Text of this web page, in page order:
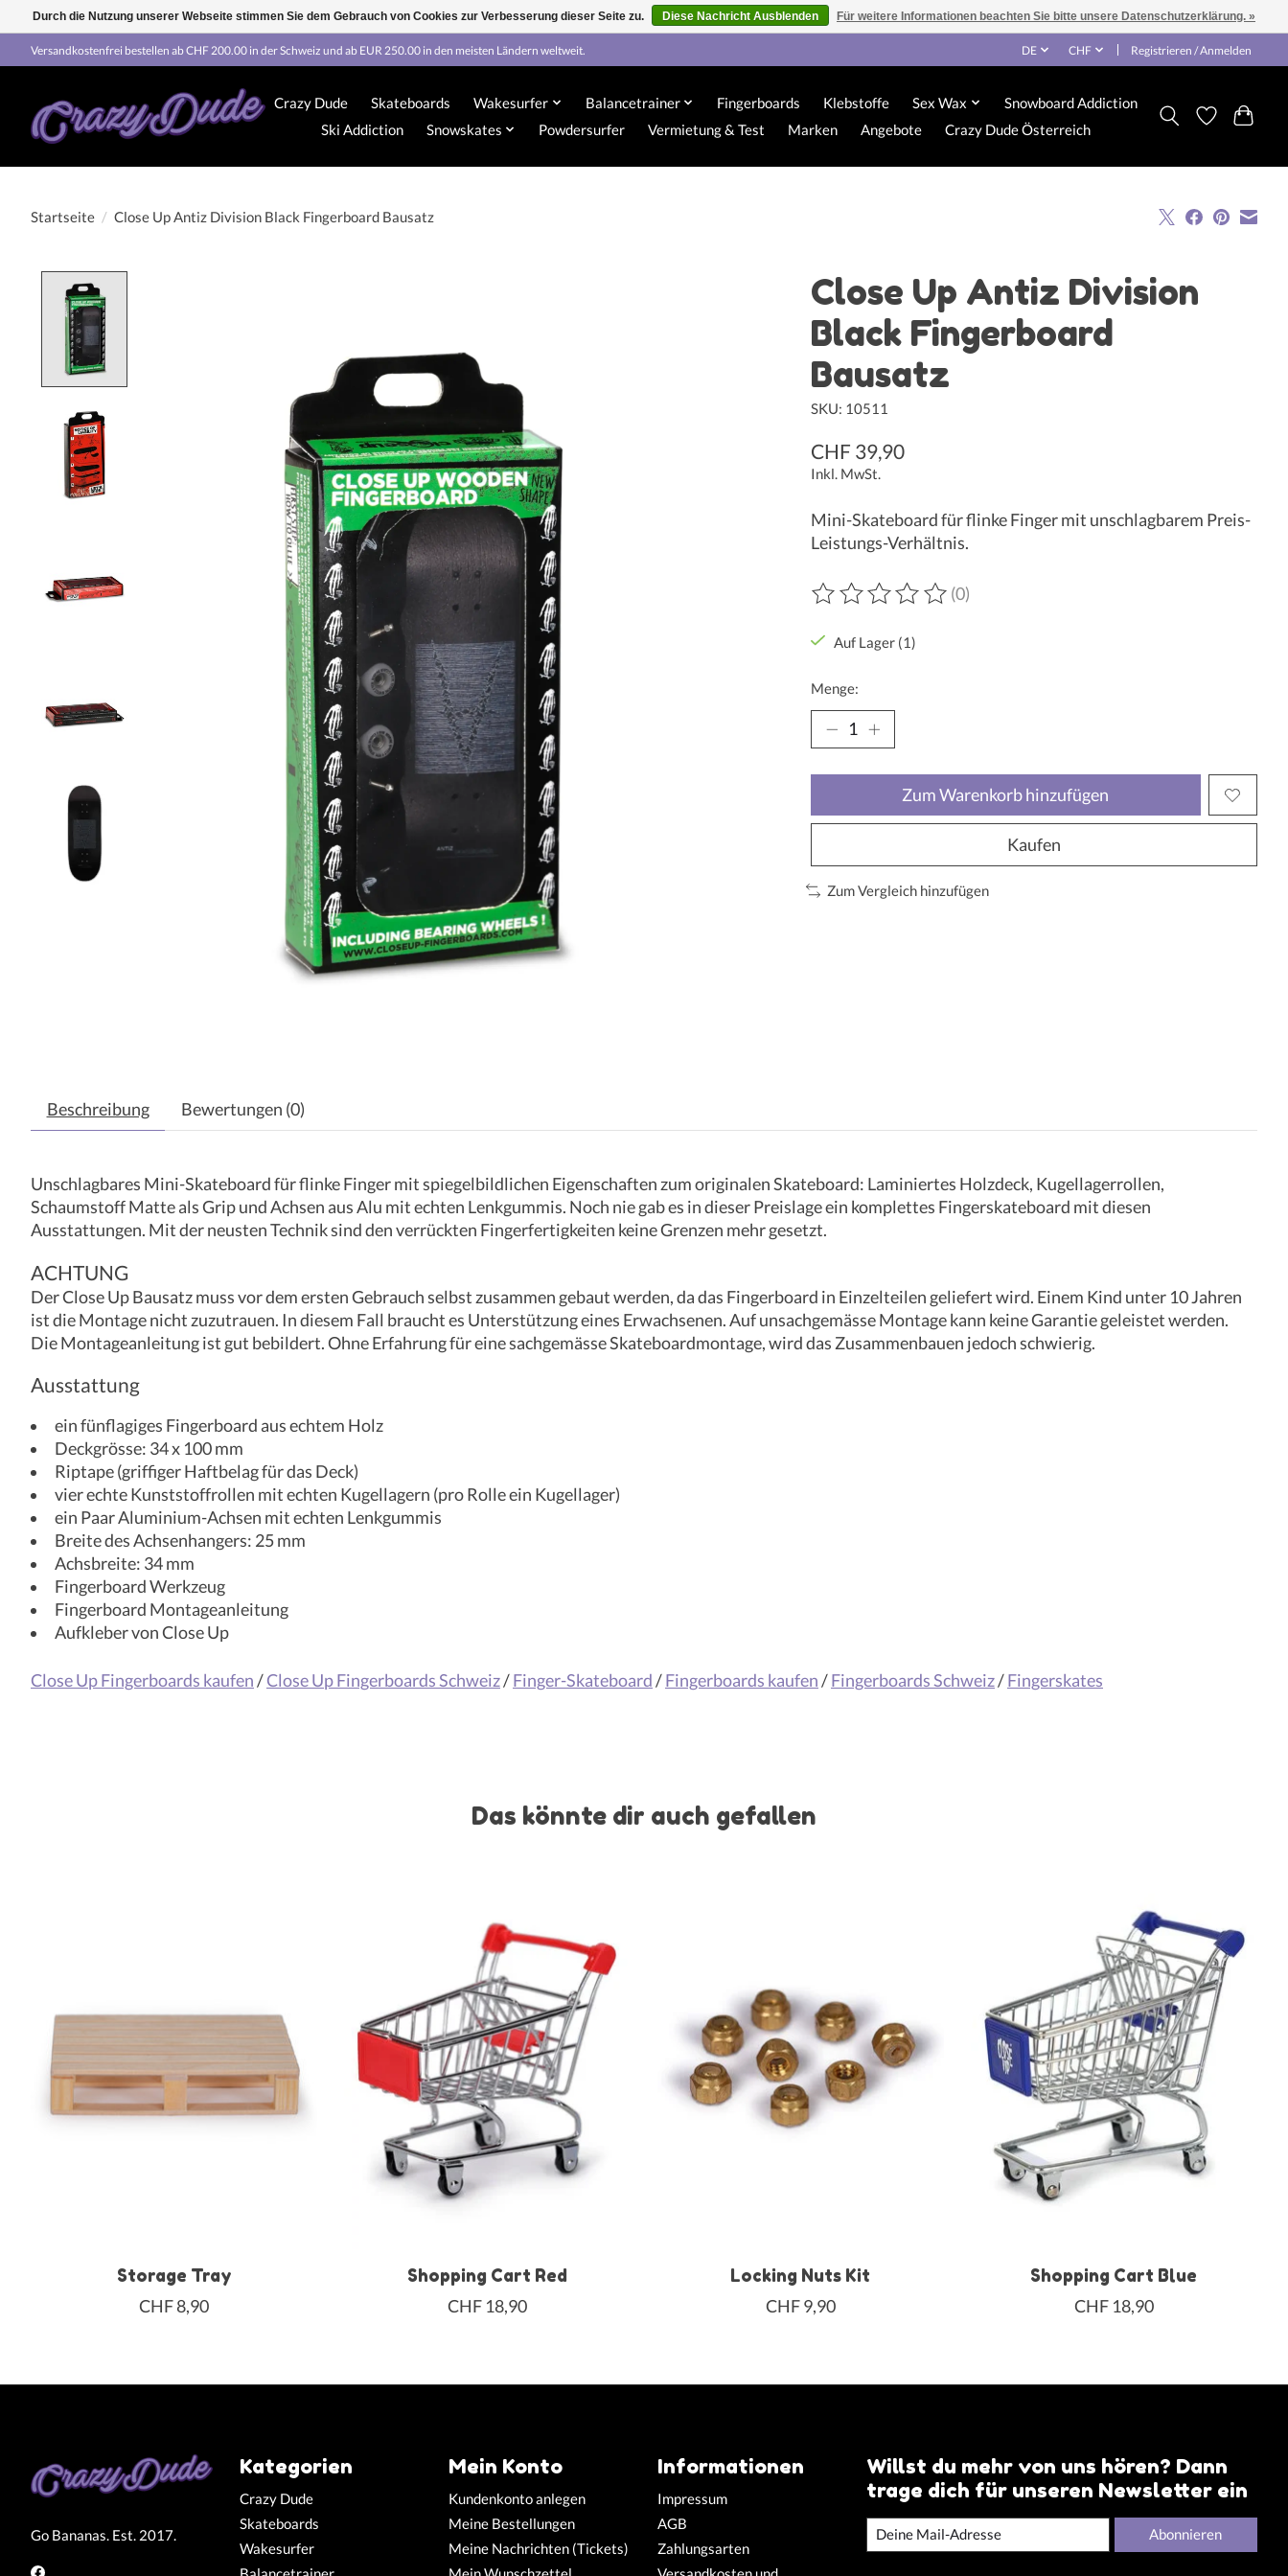
Versandkostenfrei bestellen ab CHF 200.00 in der Schweiz und ab EUR 250.00 in den meisten Ländern weltweit. DE CHF Registrieren / Anmelden
Crazy Dude Skateboards Wakesurfer Balancetrainer Fingerboards Klebstoffe Sex Wax
Snowboard Addiction
Ski Addiction
Snowskates Powdersurfer Vermietung & Test Marken Angebote Crazy Dude Österreich
Startseite / Close Up Antiz Division Black Fingerboard Bausatz
Close Up Antiz Division
Black Fingerboard
Bausatz
SKU: 10511
CHF 39,90
Inkl. MwSt.
Mini-Skateboard für flinke Finger mit unschlagbarem Preis-
Leistungs-Verhältnis.
Die Bewertung dieses Produkts ist
(0)
Auf Lager (1)
Menge:
Zum Warenkorb hinzufügen
Kaufen
Zum Vergleich hinzufügen
Beschreibung Bewertungen (0)
Unschlagbares Mini-Skateboard für flinke Finger mit spiegelbildlichen Eigenschaften zum originalen Skateboard: Laminiertes Holzdeck, Kugellagerrollen,
Schaumstoff Matte als Grip und Achsen aus Alu mit echten Lenkgummis. Noch nie gab es in dieser Preislage ein komplettes Fingerskateboard mit diesen
Ausstattungen. Mit der neusten Technik sind den verrückten Fingerfertigkeiten keine Grenzen mehr gesetzt.
ACHTUNG
Der Close Up Bausatz muss vor dem ersten Gebrauch selbst zusammen gebaut werden, da das Fingerboard in Einzelteilen geliefert wird. Einem Kind unter 10 Jahren
ist die Montage nicht zuzutrauen. In diesem Fall braucht es Unterstützung eines Erwachsenen. Auf unsachgemässe Montage kann keine Garantie geleistet werden.
Die Montageanleitung ist gut bebildert. Ohne Erfahrung für eine sachgemässe Skateboardmontage, wird das Zusammenbauen jedoch schwierig.
Ausstattung
ein fünflagiges Fingerboard aus echtem Holz
Deckgrösse: 34 x 100 mm
Riptape (griffiger Haftbelag für das Deck)
vier echte Kunststoffrollen mit echten Kugellagern (pro Rolle ein Kugellager)
ein Paar Aluminium-Achsen mit echten Lenkgummis
Breite des Achsenhangers: 25 mm
Achsbreite: 34 mm
Fingerboard Werkzeug
Fingerboard Montageanleitung
Aufkleber von Close Up
Close Up Fingerboards kaufen/Close Up Fingerboards Schweiz/Finger-Skateboard/Fingerboards kaufen/Fingerboards Schweiz/Fingerskates
Das könnte dir auch gefallen
Storage Tray
CHF 8,90
Shopping Cart Red
CHF 18,90
Locking Nuts Kit
CHF 9,90
Shopping Cart Blue
CHF 18,90
Go Bananas. Est. 2017.
Kategorien
Crazy Dude
Skateboards
Wakesurfer
Mein Konto
Kundenkonto anlegen
Meine Bestellungen
Meine Nachrichten (Tickets)
Informationen
Impressum
AGB
Zahlungsarten
Willst du mehr von uns hören? Dann
trage dich für unseren Newsletter ein
Abonnieren
Durch die Nutzung unserer Webseite stimmen Sie dem Gebrauch von Cookies zur Verbesserung dieser Seite zu. Diese Nachricht Ausblenden Für weitere Informationen beachten Sie bitte unsere Datenschutzerklärung. »